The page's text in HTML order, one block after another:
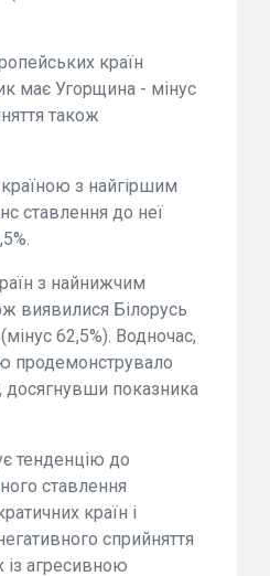
країн
має Угорщина - мінус
також
з найгіршим
ставлення до неї
з найнижчим
виявилися Білорусь
62,5%). Водночас,
продемонструвало
показника
тенденцію до
ставлення
країн і
сприйняття
агресивною